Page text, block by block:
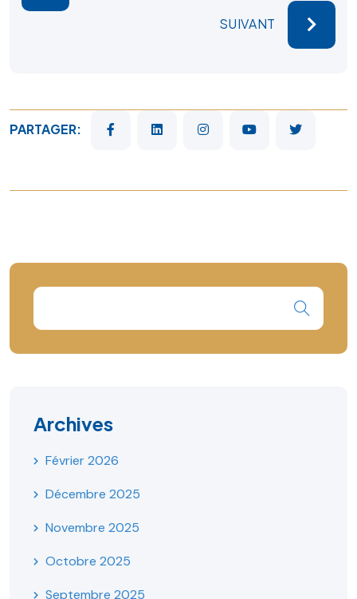
SUIVANT
PARTAGER:
Archives
Février 2026
Décembre 2025
Novembre 2025
Octobre 2025
Septembre 2025